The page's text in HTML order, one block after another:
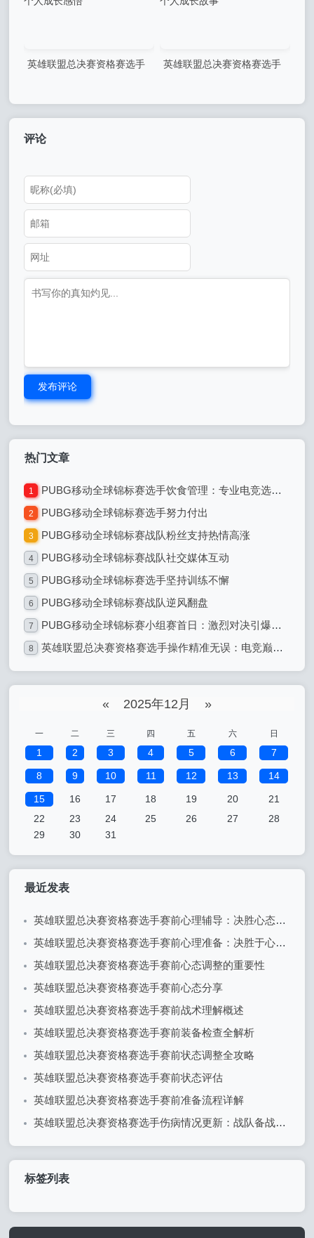
英雄联盟总决赛资格赛选手
英雄联盟总决赛资格赛选手
评论
发布评论
热门文章
1 PUBG移动全球锦标赛选手饮食管理：专业电竞选手的饮食之道
2 PUBG移动全球锦标赛选手努力付出
3 PUBG移动全球锦标赛战队粉丝支持热情高涨
4 PUBG移动全球锦标赛战队社交媒体互动
5 PUBG移动全球锦标赛选手坚持训练不懈
6 PUBG移动全球锦标赛战队逆风翻盘
7 PUBG移动全球锦标赛小组赛首日：激烈对决引爆全球电竞热潮
8 英雄联盟总决赛资格赛选手操作精准无误：电竞巅峰的精准艺术
« 2025年12月 »
一 二 三 四 五 六 日
1 2 3 4 5 6 7
8 9 10 11 12 13 14
15 16 17 18 19 20
21
22
23 24 25 26 27
28
29
30 31
最近发表
英雄联盟总决赛资格赛选手赛前心理辅导：决胜心态的关键
英雄联盟总决赛资格赛选手赛前心理准备：决胜于心态之间
英雄联盟总决赛资格赛选手赛前心态调整的重要性
英雄联盟总决赛资格赛选手赛前心态分享
英雄联盟总决赛资格赛选手赛前战术理解概述
英雄联盟总决赛资格赛选手赛前装备检查全解析
英雄联盟总决赛资格赛选手赛前状态调整全攻略
英雄联盟总决赛资格赛选手赛前状态评估
英雄联盟总决赛资格赛选手赛前准备流程详解
英雄联盟总决赛资格赛选手伤病情况更新：战队备战面临挑战
标签列表